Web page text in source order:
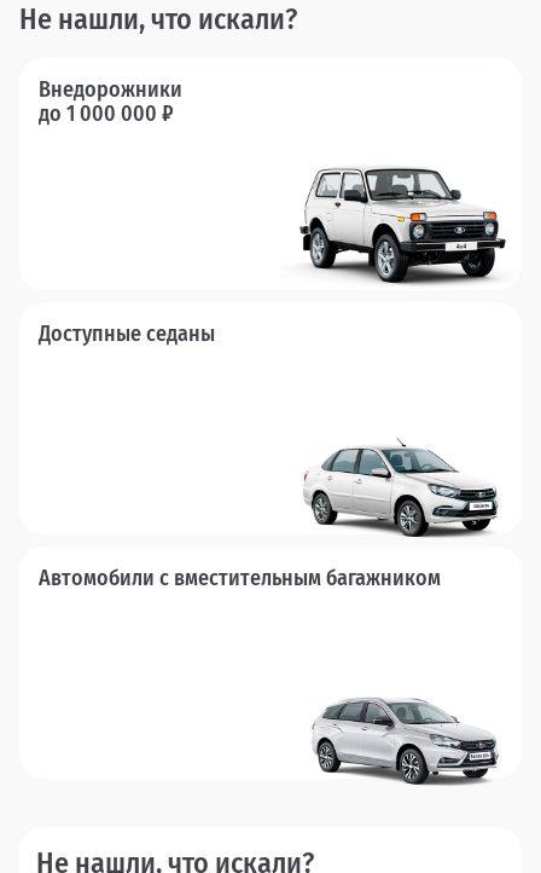
Не нашли, что искали?
Внедорожники
до 1 000 000 ₽
Доступные седаны
Автомобили с вместительным багажником
Не нашли, что искали?